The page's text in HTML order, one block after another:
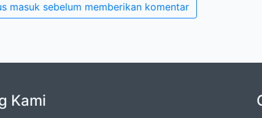
masuk sebelum memberikan komentar
Kami